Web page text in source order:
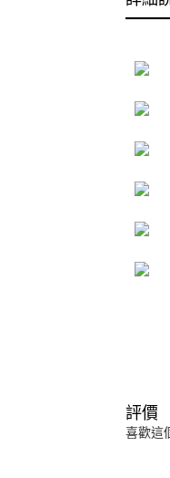
評價
喜歡這